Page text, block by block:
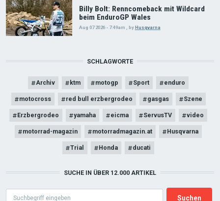
Billy Bolt: Renncomeback mit Wildcard
beim EnduroGP Wales
Aug 07 2026 - 7:49am byHusqvarna
SCHLAGWORTE
Archiv ktm motogp Sport enduro
motocross red bull erzbergrodeo gasgas Szene
Erzbergrodeo yamaha eicma ServusTV video
motorrad-magazin motorradmagazin.at Husqvarna
Trial Honda ducati
SUCHE IN ÜBER 12.000 ARTIKEL